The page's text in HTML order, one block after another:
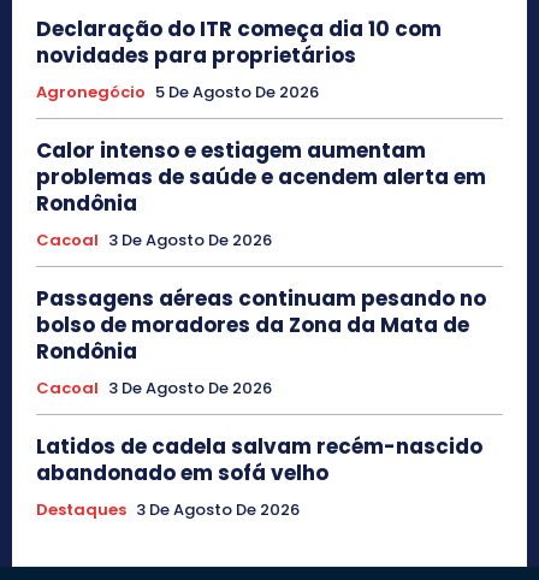
Declaração do ITR começa dia 10 com
novidades para proprietários
Agronegócio 5 De Agosto De 2026
Calor intenso e estiagem aumentam
problemas de saúde e acendem alerta em
Rondônia
Cacoal 3 De Agosto De 2026
Passagens aéreas continuam pesando no
bolso de moradores da Zona da Mata de
Rondônia
Cacoal 3 De Agosto De 2026
Latidos de cadela salvam recém-nascido
abandonado em sofá velho
Destaques 3 De Agosto De 2026